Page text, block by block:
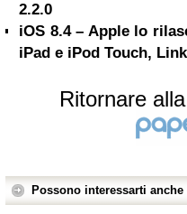
2.2.0
iOS 8.4 – Apple lo
iPad e iPod Touch,
Ritornare
Possono interessarti